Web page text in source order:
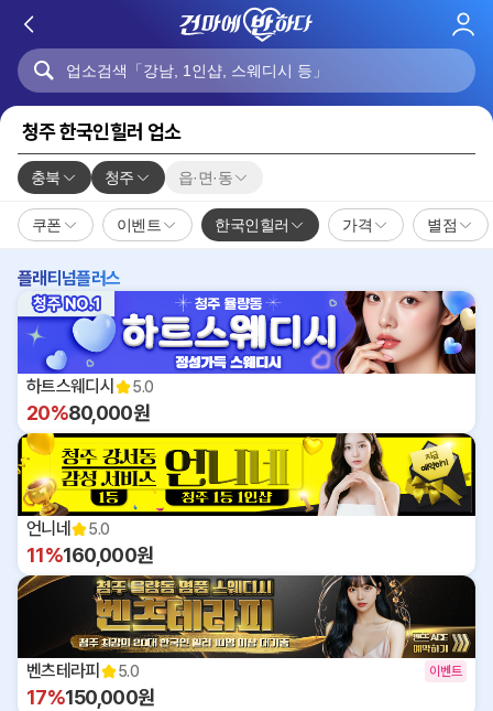
로
청주 한국인힐러 업소
충북 청주 읍·면·동
쿠폰 이벤트 한국인힐러 가격 별점
플래티넘플러스
하트스웨디시 5.0
20%80,000원
언니네 5.0
11%160,000원
벤츠테라피 5.0 이벤트
17%150,000원